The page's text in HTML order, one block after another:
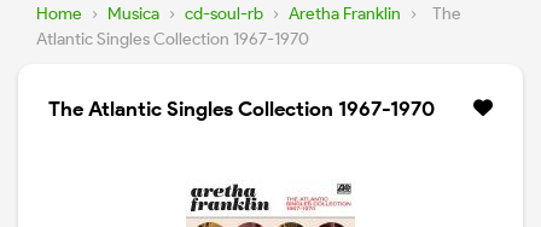
Home › Musica › cd-soul-rb › Aretha Franklin ›
The
Atlantic Singles Collection 1967-1970
The Atlantic Singles Collection 1967-1970